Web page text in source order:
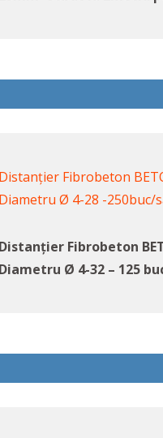
Distanțier Fibrobeton
Diametru Ø 4-28 -250buc/
Distanțier Fibrobeton
Diametru Ø 4-32 – 125